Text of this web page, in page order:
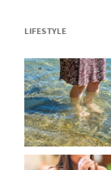
LIFESTYLE